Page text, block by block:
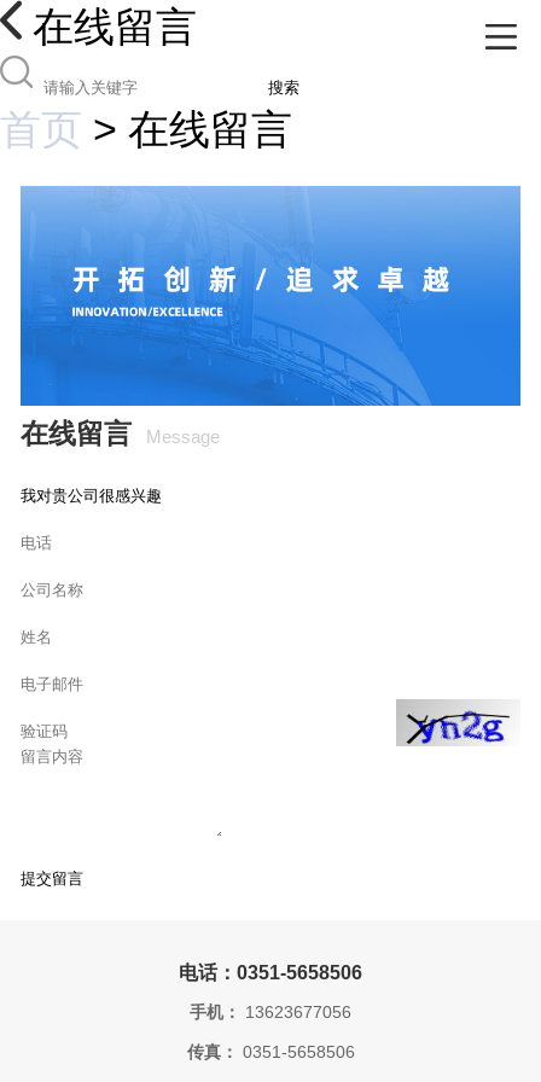
在线留言
搜索
首页 > 在线留言
在线留言 Message
电话：0351-5658506
手机： 13623677056
传真： 0351-5658506